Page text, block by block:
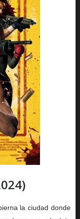
la ciudad donde